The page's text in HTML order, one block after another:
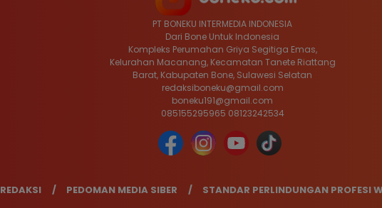
PT BONEKU INTERMEDIA INDONESIA
Dari Bone Untuk Indonesia
Kompleks Perumahan Griya Segitiga Emas,
Kelurahan Macanang, Kecamatan Tanete Riattang
Barat, Kabupaten Bone, Sulawesi Selatan
redaksiboneku@gmail.com
boneku191@gmail.com
085155295965 08123242534
REDAKSI PEDOMAN MEDIA SIBER STANDAR PERLINDUNGAN PROFESI